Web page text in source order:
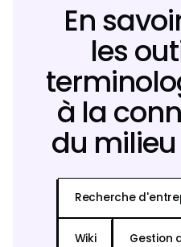
En
les
à la
du
Recherche
Wiki Gestion